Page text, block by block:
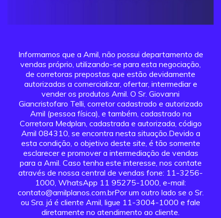
Informamos que a Amil, não possui departamento de
vendas próprio, utilizando-se para esta negociação,
de corretoras prepostas que estão devidamente
autorizadas a comercializar, ofertar, intermediar e
vender os produtos Amil. O Sr. Giovanni
Giancristofaro Telli, corretor cadastrado e autorizado
Amil (pessoa física), e também, cadastrado na
Corretora Medplan, cadastrada e autorizada, código
Amil 084310, se encontra nesta situação.Devido a
esta condição, o objetivo deste site, é tão somente
esclarecer e promover a intermediação de vendas
para a Amil. Caso tenha este interesse, nos contate
através de nossa central de vendas fone: 11-3256-
1000, WhatsApp 11 95275-1000, e-mail:
contato@amilplanos.com.brPor um outro lado se o Sr.
ou Sra. já é cliente Amil, ligue 11-3004-1000 e fale
diretamente no atendimento ao cliente.